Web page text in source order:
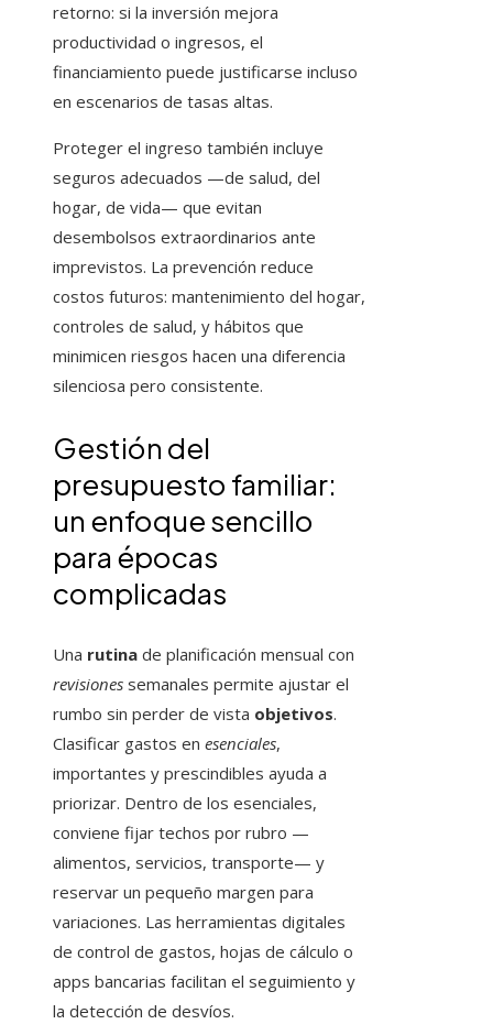
retorno: si la inversión mejora
productividad o ingresos, el
financiamiento puede justificarse incluso
en escenarios de tasas altas.
Proteger el ingreso también incluye
seguros adecuados —de salud, del
hogar, de vida— que evitan
desembolsos extraordinarios ante
imprevistos. La prevención reduce
costos futuros: mantenimiento del hogar,
controles de salud, y hábitos que
minimicen riesgos hacen una diferencia
silenciosa pero consistente.
Gestión del
presupuesto familiar:
un enfoque sencillo
para épocas
complicadas
Una rutina de planificación mensual con
revisiones semanales permite ajustar el
rumbo sin perder de vista objetivos.
Clasificar gastos en esenciales,
importantes y prescindibles ayuda a
priorizar. Dentro de los esenciales,
conviene fijar techos por rubro —
alimentos, servicios, transporte— y
reservar un pequeño margen para
variaciones. Las herramientas digitales
de control de gastos, hojas de cálculo o
apps bancarias facilitan el seguimiento y
la detección de desvíos.